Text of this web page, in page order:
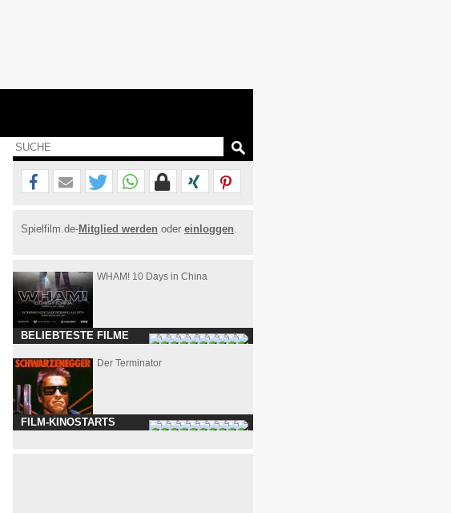
Spielfilm.de-Mitglied werden oder einloggen.
WHAM! 10 Days in China
BELIEBTESTE FILME
Der Terminator
FILM-KINOSTARTS